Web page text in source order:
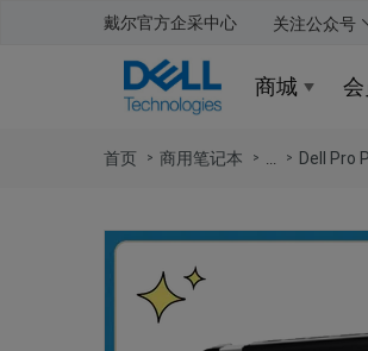
戴尔官方企采中心 关注公众号
商城 会
首页 商用笔记本 ... Dell Pro